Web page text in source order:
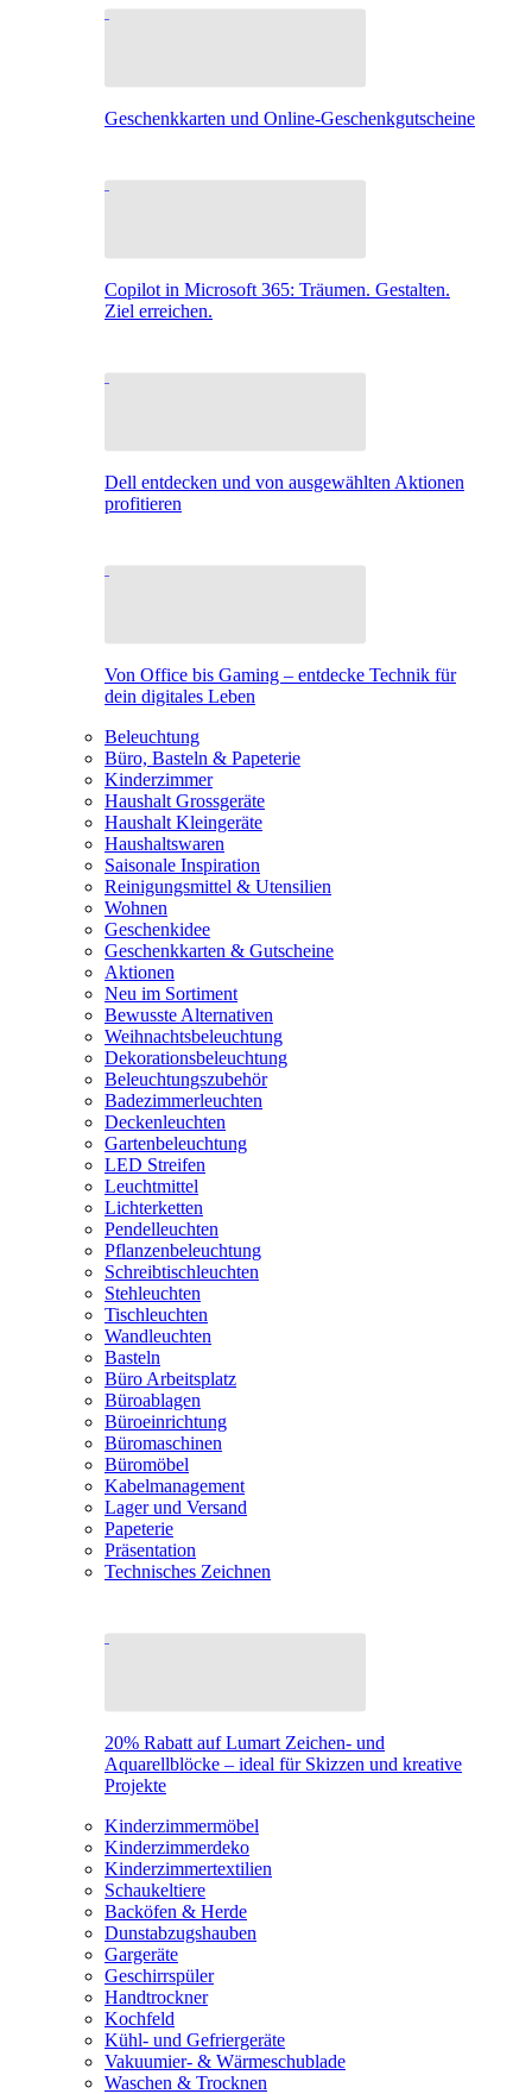
Geschenkkarten und Online-Geschenkgutscheine
Copilot in Microsoft 365: Träumen. Gestalten.
Ziel erreichen.
Dell entdecken und von ausgewählten Aktionen
profitieren
Von Office bis Gaming – entdecke Technik für
dein digitales Leben
Beleuchtung
Büro, Basteln & Papeterie
Kinderzimmer
Haushalt Grossgeräte
Haushalt Kleingeräte
Haushaltswaren
Saisonale Inspiration
Reinigungsmittel & Utensilien
Wohnen
Geschenkidee
Geschenkkarten & Gutscheine
Aktionen
Neu im Sortiment
Bewusste Alternativen
Weihnachtsbeleuchtung
Dekorationsbeleuchtung
Beleuchtungszubehör
Badezimmerleuchten
Deckenleuchten
Gartenbeleuchtung
LED Streifen
Leuchtmittel
Lichterketten
Pendelleuchten
Pflanzenbeleuchtung
Schreibtischleuchten
Stehleuchten
Tischleuchten
Wandleuchten
Basteln
Büro Arbeitsplatz
Büroablagen
Büroeinrichtung
Büromaschinen
Büromöbel
Kabelmanagement
Lager und Versand
Papeterie
Präsentation
Technisches Zeichnen
20% Rabatt auf Lumart Zeichen- und
Aquarellblöcke – ideal für Skizzen und kreative
Projekte
Kinderzimmermöbel
Kinderzimmerdeko
Kinderzimmertextilien
Schaukeltiere
Backöfen & Herde
Dunstabzugshauben
Gargeräte
Geschirrspüler
Handtrockner
Kochfeld
Kühl- und Gefriergeräte
Vakuumier- & Wärmeschublade
Waschen & Trocknen